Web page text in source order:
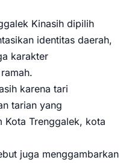
Kinasih dipilih
identitas daerah,
karakter
karena tari
tarian yang
Kota Trenggalek, kota
juga menggambarkan